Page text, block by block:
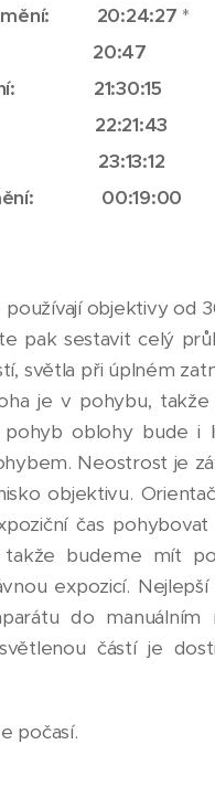
20:24:27 *
20:47
21:30:15
22:21:43
23:13:12
00:19:00
objektivy od
pak sestavit celý
světla při úplném
je v pohybu,
oblohy bude i
Neostrost je
objektivu.
čas
budeme mít
expozicí. Nejlepší
do manuálním
částí je
počasí.